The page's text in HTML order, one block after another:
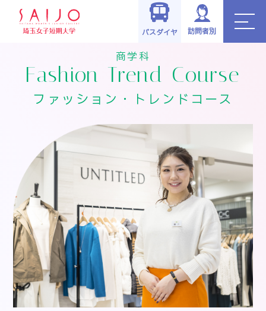
バスダイヤ 訪問者別
TOP > 学科・コース ファッション・トレンドコース
商学科
Fashion Trend Course
ファッション・トレンドコース